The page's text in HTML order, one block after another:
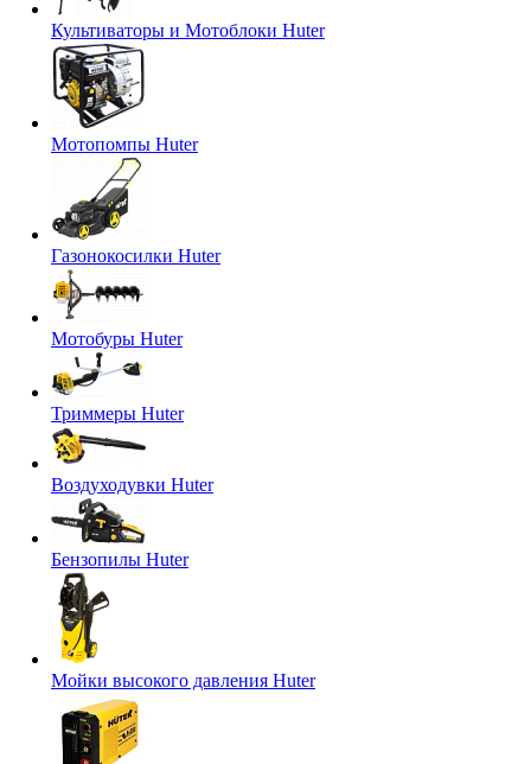
Культиваторы и Мотоблоки Huter
Мотопомпы Huter
Газонокосилки Huter
Мотобуры Huter
Триммеры Huter
Воздуходувки Huter
Бензопилы Huter
Мойки высокого давления Huter